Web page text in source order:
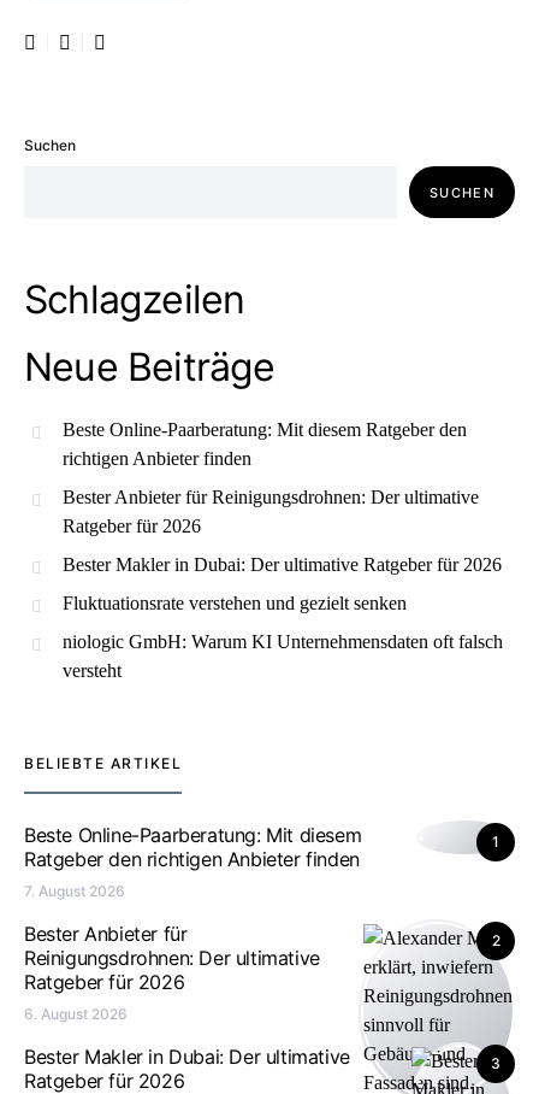
Suchen
SUCHEN
Schlagzeilen
Neue Beiträge
Beste Online-Paarberatung: Mit diesem Ratgeber den
richtigen Anbieter finden
Bester Anbieter für Reinigungsdrohnen: Der ultimative
Ratgeber für 2026
Bester Makler in Dubai: Der ultimative Ratgeber für 2026
Fluktuationsrate verstehen und gezielt senken
niologic GmbH: Warum KI Unternehmensdaten oft falsch
versteht
BELIEBTE ARTIKEL
1
Beste Online-Paarberatung: Mit diesem
Ratgeber den richtigen Anbieter finden
7. August 2026
2
Bester Anbieter für
Reinigungsdrohnen: Der ultimative
Ratgeber für 2026
6. August 2026
3
Bester Makler in Dubai: Der ultimative
Ratgeber für 2026